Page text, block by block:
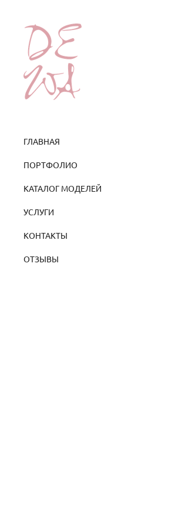
ГЛАВНАЯ
ПОРТФОЛИО
КАТАЛОГ МОДЕЛЕЙ
УСЛУГИ
КОНТАКТЫ
ОТЗЫВЫ